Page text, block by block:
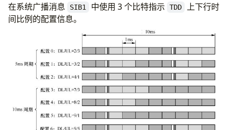
在系统广播消息
SIB1 中使用 3 个比特指示 TDD
上下行时
间比例的配置信息。